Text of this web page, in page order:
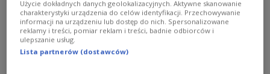
einer der Vorsitzenden der
Linken,Verteidigungsminister Władysław
Kosiniak-Kamysz
Katarzyna Pełczyńska-Nałęcz sei die erste
Użycie dokładnych danych geolokalizacyjnych. Aktywne skanowanie
charakterystyki urządzenia do celów identyfikacji. Przechowywanie
informacji na urządzeniu lub dostęp do nich. Spersonalizowane
reklamy i treści, pomiar reklam i treści, badnie odbiorców i
ulepszanie usług.
Lista partnerów (dostawców)